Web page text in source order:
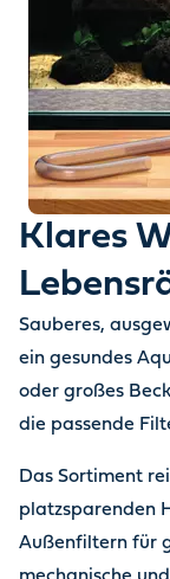
Klares
Sauberes,
ein gesundes
oder großes
die passende
Das Sortiment
platzsparenden
Außenfiltern für